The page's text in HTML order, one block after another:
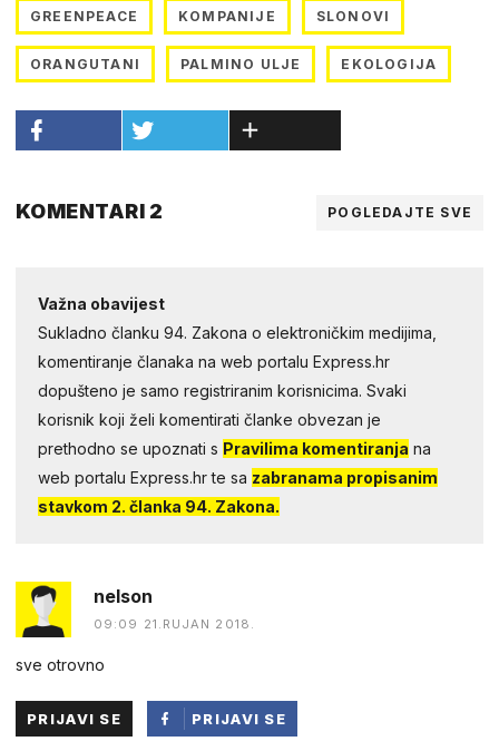
GREENPEACE KOMPANIJE SLONOVI
ORANGUTANI PALMINO ULJE EKOLOGIJA
KOMENTARI 2 POGLEDAJTE SVE
Važna obavijest
Sukladno članku 94. Zakona o elektroničkim medijima,
komentiranje članaka na web portalu Express.hr
dopušteno je samo registriranim korisnicima. Svaki
korisnik koji želi komentirati članke obvezan je
prethodno se upoznati s Pravilima komentiranja na
web portalu Express.hr te sa zabranama propisanim
stavkom 2. članka 94. Zakona.
nelson
09:09 21.RUJAN 2018.
sve otrovno
PRIJAVI SE
PRIJAVI SE